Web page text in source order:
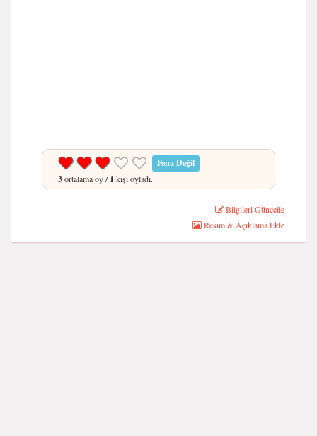
Fena Değil
3ortalama oy /1 kişi oyladı.
Bilgileri Güncelle
Resim & Açıklama Ekle